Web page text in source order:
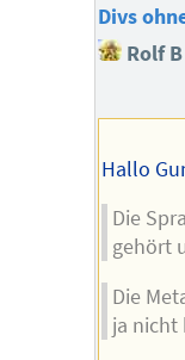
Divs
Rolf B
Hallo
Die
gehört
Die
ja nicht